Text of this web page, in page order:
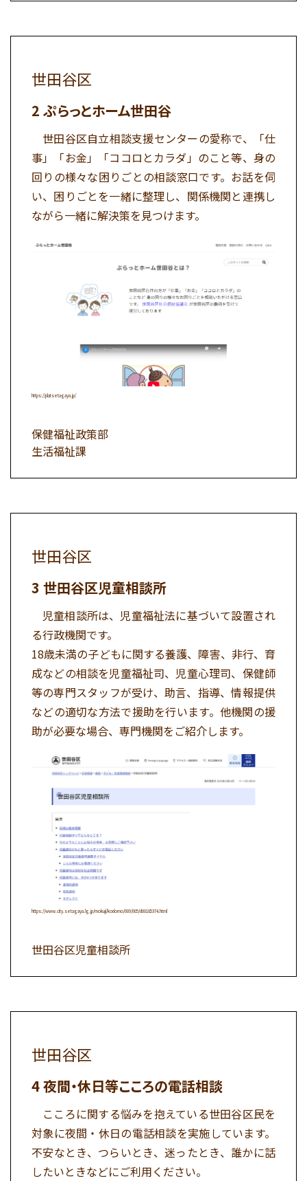
世田谷区
ぷらっとホーム世田谷
世田谷区自立相談支援センターの愛称で、「仕
事」「お金」「ココロとカラダ」のこと等、身の
回りの様々な困りごとの相談窓口です。お話を伺
い、困りごとを一緒に整理し、関係機関と連携し
ながら一緒に解決策を見つけます。
https://platsetagaya.jp/
保健福祉政策部
生活福祉課
世田谷区
世田谷区児童相談所
児童相談所は、児童福祉法に基づいて設置され
る行政機関です。
18歳未満の子どもに関する養護、障害、非行、育
成などの相談を児童福祉司、児童心理司、保健師
等の専門スタッフが受け、助言、指導、情報提供
などの適切な方法で援助を行います。他機関の援
助が必要な場合、専門機関をご紹介します。
https://www.city.setagaya.lg.jp/mokuji/kodomo/009/005/d00185374.html
世田谷区児童相談所
世田谷区
夜間・休日等こころの電話相談
こころに関する悩みを抱えている世田谷区民を
対象に夜間・休日の電話相談を実施しています。
不安なとき、つらいとき、迷ったとき、誰かに話
したいときなどにご利用ください。